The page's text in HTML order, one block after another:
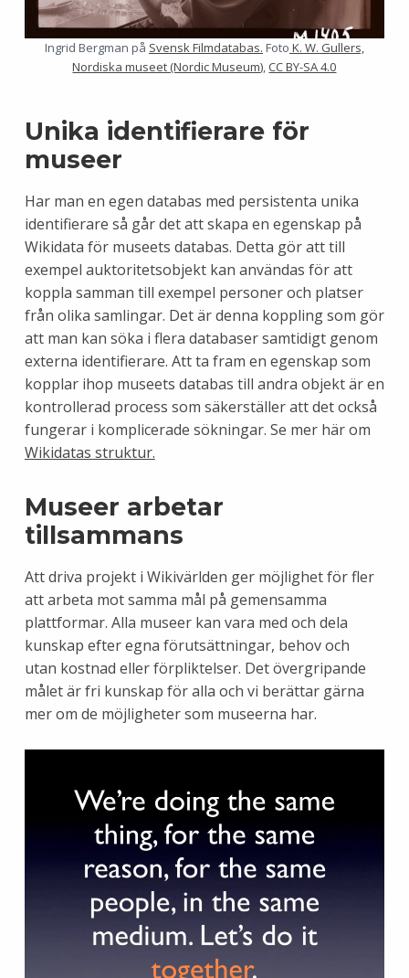
Ingrid Bergman på Svensk Filmdatabas. Foto K. W. Gullers,
Nordiska museet (Nordic Museum), CC BY-SA 4.0
Unika identifierare för
museer
Har man en egen databas med persistenta unika
identifierare så går det att skapa en egenskap på
Wikidata för museets databas. Detta gör att till
exempel auktoritetsobjekt kan användas för att
koppla samman till exempel personer och platser
från olika samlingar. Det är denna koppling som gör
att man kan söka i flera databaser samtidigt genom
externa identifierare. Att ta fram en egenskap som
kopplar ihop museets databas till andra objekt är en
kontrollerad process som säkerställer att det också
fungerar i komplicerade sökningar. Se mer här om
Wikidatas struktur.
Museer arbetar
tillsammans
Att driva projekt i Wikivärlden ger möjlighet för fler
att arbeta mot samma mål på gemensamma
plattformar. Alla museer kan vara med och dela
kunskap efter egna förutsättningar, behov och
utan kostnad eller förpliktelser. Det övergripande
målet är fri kunskap för alla och vi berättar gärna
mer om de möjligheter som museerna har.